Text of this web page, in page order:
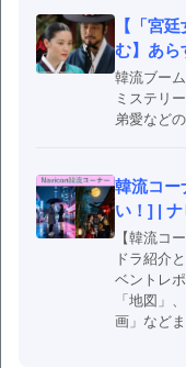
【「宮
む】あら
韓流ブー
ミステリ
弟愛など
韓流コー
い！] |
【韓流コ
ドラ紹介
ベントレ
「地図」
画」など